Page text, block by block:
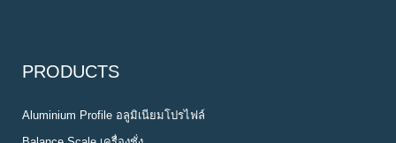
PRODUCTS
Aluminium Profile อลูมิเนียมโปรไฟล์